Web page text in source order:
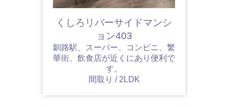
くしろリバーサイドマンシ
ョン403
釧路駅、スーパー、コンビニ、繁
華街、飲食店が近くにあり便利で
す。
間取り / 2LDK